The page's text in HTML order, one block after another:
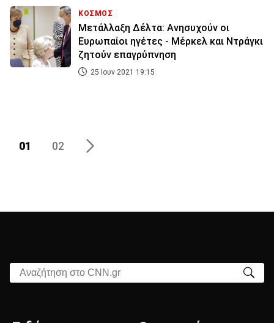
ΚΟΣΜΟΣ
Μετάλλαξη Δέλτα: Ανησυχούν οι
Ευρωπαίοι ηγέτες - Μέρκελ και Ντράγκι
ζητούν επαγρύπνηση
25 Ιουν 2021 19:15
01 02
Αναζήτηση στο CNN.gr